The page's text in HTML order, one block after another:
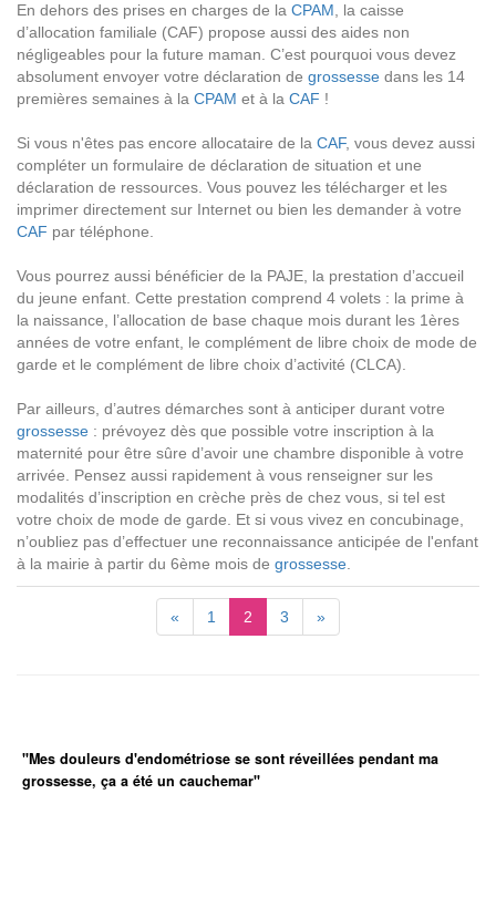
En dehors des prises en charges de la CPAM , la caisse
d’allocation familiale (CAF) propose aussi des aides non
négligeables pour la future maman. C’est pourquoi vous devez
absolument envoyer votre déclaration de grossesse dans les 14
premières semaines à la CPAM et à la CAF !
Si vous n'êtes pas encore allocataire de la CAF, vous devez aussi
compléter un formulaire de déclaration de situation et une
déclaration de ressources. Vous pouvez les télécharger et les
imprimer directement sur Internet ou bien les demander à votre
CAF par téléphone.
Vous pourrez aussi bénéficier de la PAJE, la prestation d’accueil
du jeune enfant. Cette prestation comprend 4 volets : la prime à
la naissance, l’allocation de base chaque mois durant les 1ères
années de votre enfant, le complément de libre choix de mode de
garde et le complément de libre choix d’activité (CLCA).
Par ailleurs, d’autres démarches sont à anticiper durant votre
grossesse : prévoyez dès que possible votre inscription à la
maternité pour être sûre d’avoir une chambre disponible à votre
arrivée. Pensez aussi rapidement à vous renseigner sur les
modalités d’inscription en crèche près de chez vous, si tel est
votre choix de mode de garde. Et si vous vivez en concubinage,
n’oubliez pas d’effectuer une reconnaissance anticipée de l'enfant
à la mairie à partir du 6ème mois de grossesse
« 1 2 3 »
"Mes douleurs d'endométriose se sont réveillées pendant ma
grossesse, ça a été un cauchemar"